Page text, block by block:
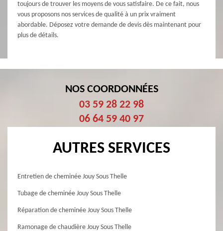
toujours de trouver les moyens de vous satisfaire. De ce fait, nous
vous proposons nos services de qualité à un prix vraiment
abordable. Déposez votre demande de devis dès maintenant pour
plus de détails.
NOS COORDONNÉES
03 59 28 22 98
06 64 59 40 97
AUTRES SERVICES
Entretien de cheminée Jouy Sous Thelle
Tubage de cheminée Jouy Sous Thelle
Réparation de cheminée Jouy Sous Thelle
Ramonage de chaudière Jouy Sous Thelle